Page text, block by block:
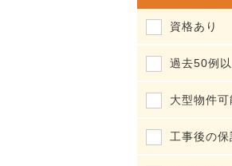
資格あり
過去50例以
大型物件可
工事後の保